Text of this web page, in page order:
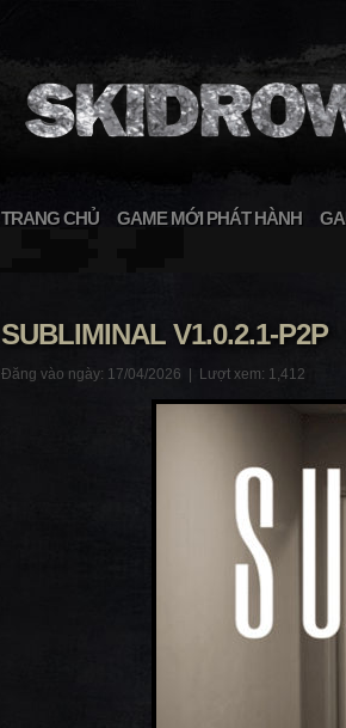
TRANG CHỦ GAME MỚI PHÁT HÀNH
SUBLIMINAL V1.0.2.1-P2P
Đăng vào ngày: 17/04/2026 | Lượt xem: 1,412